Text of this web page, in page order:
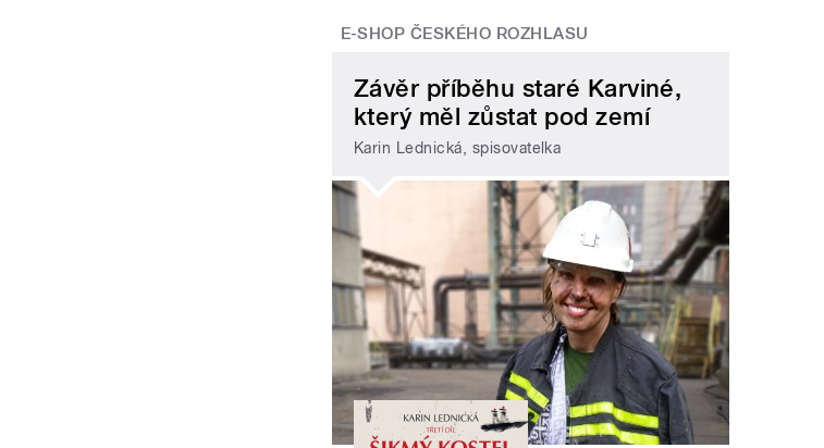
E-SHOP ČESKÉHO ROZHLASU
Závěr příběhu staré Karviné,
který měl zůstat pod zemí
Karin Lednická, spisovatelka